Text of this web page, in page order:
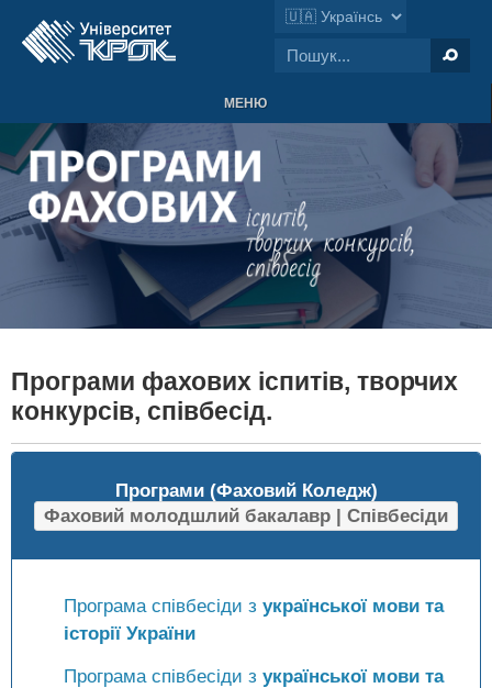
МЕНЮ
Програми фахових іспитів, творчих
конкурсів, співбесід.
Програми (Фаховий Коледж)
Фаховий молодшлий бакалавр | Співбесіди
Програма співбесіди зукраїнської мови та
історії України
Програма співбесіди зукраїнської мови та